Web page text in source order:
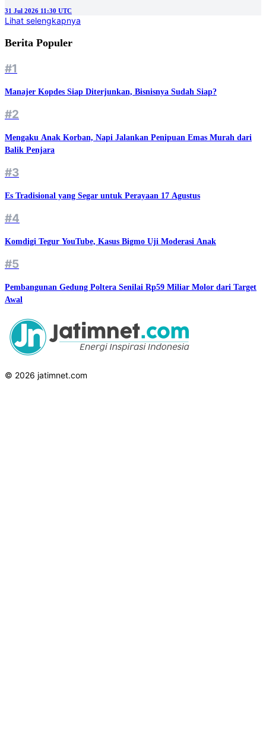
31 Jul 2026 11:30 UTC
Lihat selengkapnya
Berita Populer
#1
Manajer Kopdes Siap Diterjunkan, Bisnisnya Sudah Siap?
#2
Mengaku Anak Korban, Napi Jalankan Penipuan Emas Murah dari
Balik Penjara
#3
Es Tradisional yang Segar untuk Perayaan 17 Agustus
#4
Komdigi Tegur YouTube, Kasus Bigmo Uji Moderasi Anak
#5
Pembangunan Gedung Poltera Senilai Rp59 Miliar Molor dari Target
Awal
© 2026 jatimnet.com